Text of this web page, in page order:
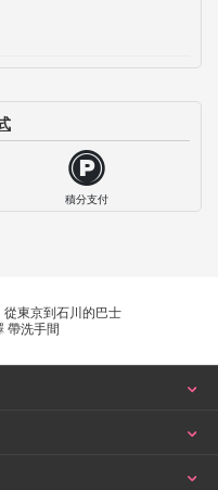
積分支付
從東京到石川的巴士
帶洗手間